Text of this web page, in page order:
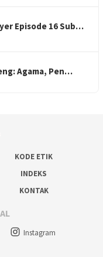
Episode 16 Sub…
Agama, Pen…
KODE ETIK
INDEKS
KONTAK
Instagram